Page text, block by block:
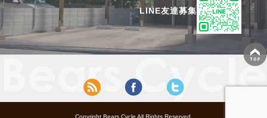
LINE友達募集
Copyright Bears Cycle All Rights Reserved.